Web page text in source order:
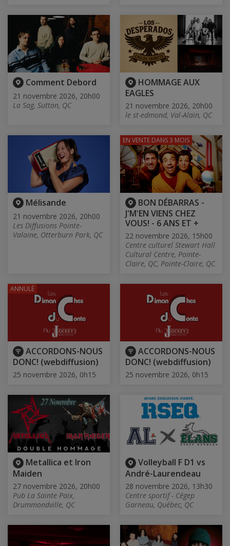
Comment Debord
21 novembre 2026, 20h00
La Sag, Sutton, QC
HOMMAGE AUX
EAGLES
21 novembre 2026, 20h00
le st-edmond, Val-Alain, QC
Mélisande
21 novembre 2026, 20h00
Les Diffusions Pointe-
Valaine, Otterburn Park, QC
BON DÉBARRAS -
J'M'EN VIENS CHEZ
VOUS! - 6 ANS ET +
22 novembre 2026, 15h00
Centre culturel Stewart Hall
Cultural Centre, Pointe-
Claire, QC, Pointe-Claire, QC
EN VENTE DANS 3 MOIS
ACCORDONS-NOUS
DONC! (webdiffusion)
25 novembre 2026, 0h15
ANNULÉ
ACCORDONS-NOUS
DONC! (webdiffusion)
25 novembre 2026, 0h15
Metallica et Iron
Maiden
27 novembre 2026, 20h00
Pub La Sainte Paix,
Drummondville, QC
Volleyball F D1 vs
André-Laurendeau
28 novembre 2026, 13h30
Centre sportif - Cégep
Garneau, Québec, QC